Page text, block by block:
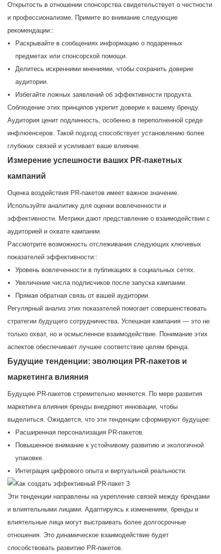
Открытость в отношении спонсорства свидетельствует о честности
и профессионализме. Примите во внимание следующие
рекомендации::
Раскрывайте в сообщениях информацию о подаренных
предметах или спонсорской помощи.
Делитесь искренними мнениями, чтобы сохранить доверие
аудитории.
Избегайте ложных заявлений об эффективности продукта.
Соблюдение этих принципов укрепит доверие к вашему бренду.
Аудитория ценит подлинность, особенно в переполненной среде
инфлюенсеров. Такой подход способствует установлению более
глубоких связей и усиливает ваше влияние.
Измерение успешности ваших PR-пакетных
кампаний
Оценка воздействия PR-пакетов имеет важное значение.
Используйте аналитику для оценки вовлеченности и
эффективности. Метрики дают представление о взаимодействии с
аудиторией и охвате кампании.
Рассмотрите возможность отслеживания следующих ключевых
показателей эффективности::
Уровень вовлеченности в публикациях в социальных сетях.
Увеличение числа подписчиков после запуска кампании.
Прямая обратная связь от вашей аудитории.
Регулярный анализ этих показателей помогает совершенствовать
стратегии будущего сотрудничества. Успешная кампания — это не
только охват, но и осмысленное взаимодействие. Понимание этих
аспектов обеспечивает лучшее соответствие целям бренда.
Будущие тенденции: эволюция PR-пакетов и
маркетинга влияния
Будущее PR-пакетов стремительно меняется. По мере развития
маркетинга влияния бренды внедряют инновации, чтобы
выделиться. Ожидается, что эти тенденции сформируют будущее:
Расширенная персонализация PR-пакетов.
Повышенное внимание к устойчивому развитию и экологичной
упаковке.
Интеграция цифрового опыта и виртуальной реальности.
Эти тенденции направлены на укрепление связей между брендами
и влиятельными лицами. Адаптируясь к изменениям, бренды и
влиятельные лица могут выстраивать более долгосрочные
отношения. Это динамическое взаимодействие будет
способствовать развитию PR-пакетов.